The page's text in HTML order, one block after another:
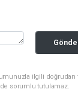
ilgili doğrudan
sorumlu tutulamaz.